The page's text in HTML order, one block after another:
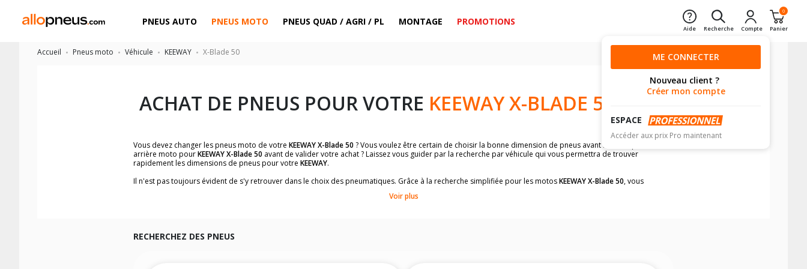
PNEUS AUTO PNEUS MOTO PNEUS QUAD / AGRI / PL MONTAGE PROMOTIONS
Aide Recherche Compte
0
Panier
ME CONNECTER
Nouveau client ?
Créer mon compte
ESPACE
Accéder aux prix Pro maintenant
Accueil Pneus moto Véhicule KEEWAY X-Blade 50
ACHAT DE PNEUS POUR VOTRE KEEWAY X-BLADE 50
Vous devez changer les pneus moto de votre KEEWAY X-Blade 50 ? Vous voulez être certain de choisir la bonne dimension de pneus avant moto et pneus
arrière moto pourKEEWAY X-Blade 50 avant de valider votre achat ? Laissez vous guider par la recherche par véhicule qui vous permettra de trouver
rapidement les dimensions de pneus pour votre KEEWAY.
Il n'est pas toujours évident de s'y retrouver dans le choix des pneumatiques. Grâce à la recherche simplifiée pour les motosKEEWAY X-Blade 50, vous
Vous ne savez pas comment trouver les dimensions de vos pneus ? Ces informations sont indiquées sur le flanc des pneumatiques, dans le carnet de bord de
facilement.
Voir plus
RECHERCHEZ DES PNEUS